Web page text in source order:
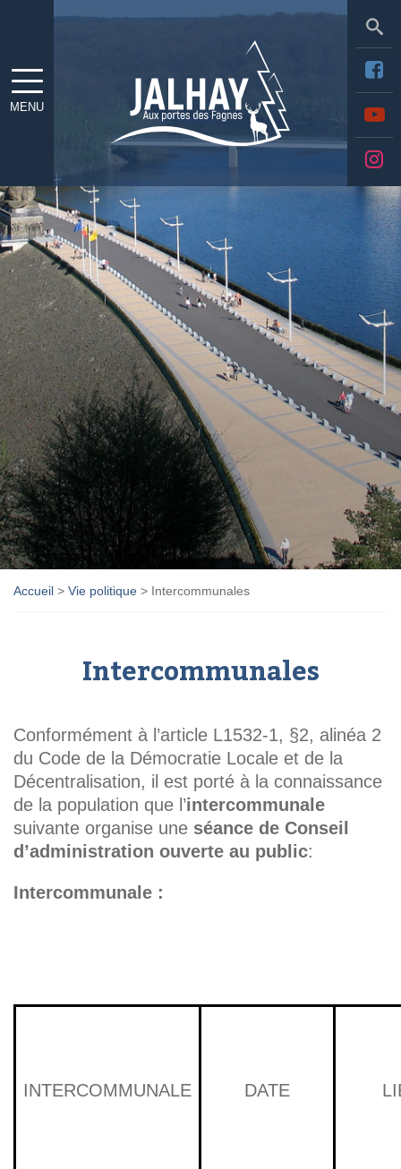
MENU
Accueil > Vie politique > Intercommunales
Intercommunales
Conformément à l’article L1532-1, §2, alinéa 2
du Code de la Démocratie Locale et de la
Décentralisation, il est porté à la connaissance
de la population que l’intercommunale
suivante organise une séance de Conseil
d’administration ouverte au public:
Intercommunale :
INTERCOMMUNALE DATE